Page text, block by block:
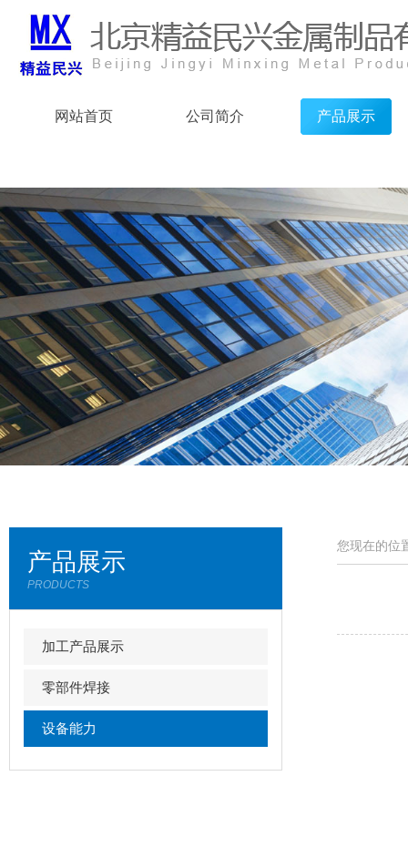
网站首页 公司简介 产品展示
产品展示
PRODUCTS
加工产品展示
零部件焊接
设备能力
您现在的位